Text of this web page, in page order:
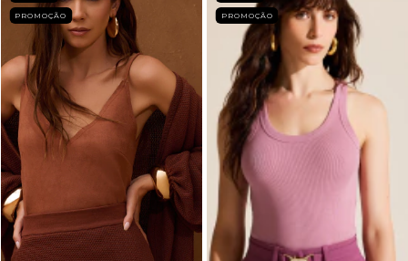
PROMOÇÃO PROMOÇÃO